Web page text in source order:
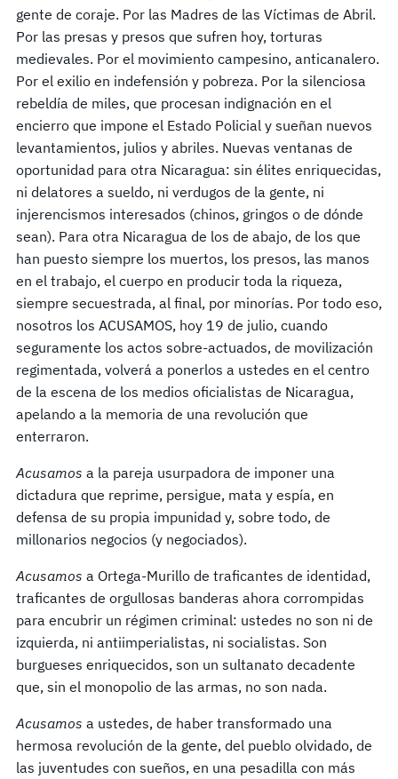
gente de coraje. Por las Madres de las Víctimas de Abril.
Por las presas y presos que sufren hoy, torturas
medievales. Por el movimiento campesino, anticanalero.
Por el exilio en indefensión y pobreza. Por la silenciosa
rebeldía de miles, que procesan indignación en el
encierro que impone el Estado Policial y sueñan nuevos
levantamientos, julios y abriles. Nuevas ventanas de
oportunidad para otra Nicaragua: sin élites enriquecidas,
ni delatores a sueldo, ni verdugos de la gente, ni
injerencismos interesados (chinos, gringos o de dónde
sean). Para otra Nicaragua de los de abajo, de los que
han puesto siempre los muertos, los presos, las manos
en el trabajo, el cuerpo en producir toda la riqueza,
siempre secuestrada, al final, por minorías. Por todo eso,
nosotros los ACUSAMOS, hoy 19 de julio, cuando
seguramente los actos sobre-actuados, de movilización
regimentada, volverá a ponerlos a ustedes en el centro
de la escena de los medios oficialistas de Nicaragua,
apelando a la memoria de una revolución que
enterraron.
Acusamos a la pareja usurpadora de imponer una
dictadura que reprime, persigue, mata y espía, en
defensa de su propia impunidad y, sobre todo, de
millonarios negocios (y negociados).
Acusamos a Ortega-Murillo de traficantes de identidad,
traficantes de orgullosas banderas ahora corrompidas
para encubrir un régimen criminal: ustedes no son ni de
izquierda, ni antiimperialistas, ni socialistas. Son
burgueses enriquecidos, son un sultanato decadente
que, sin el monopolio de las armas, no son nada.
Acusamos a ustedes, de haber transformado una
hermosa revolución de la gente, del pueblo olvidado, de
las juventudes con sueños, en una pesadilla con más